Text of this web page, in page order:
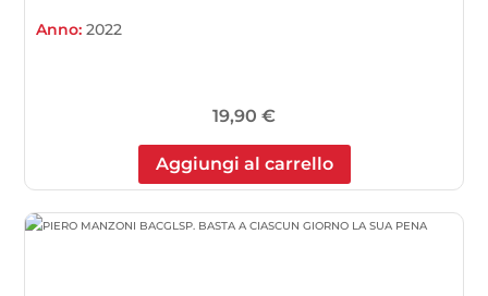
Anno:2022
19,90 €
Aggiungi al carrello